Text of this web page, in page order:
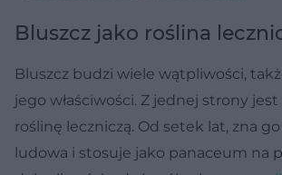
Bluszcz jako roślina
Bluszcz budzi wiele wątpliwości,
jego właściwości. Z jednej strony
roślinę leczniczą. Od setek lat, zna
ludowa i stosuje jako panaceum na